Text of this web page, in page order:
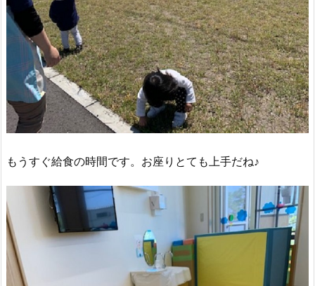
もうすぐ給食の時間です。お座りとても上手だね♪